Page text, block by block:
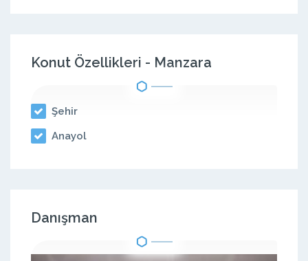
Konut Özellikleri - Manzara
Şehir
Anayol
Danışman